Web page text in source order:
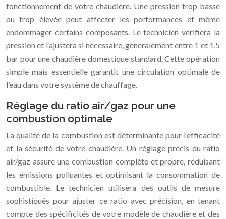
fonctionnement de votre chaudière. Une pression trop basse
ou trop élevée peut affecter les performances et même
endommager certains composants. Le technicien vérifiera la
pression et l’ajustera si nécessaire, généralement entre 1 et 1,5
bar pour une chaudière domestique standard. Cette opération
simple mais essentielle garantit une circulation optimale de
l’eau dans votre système de chauffage.
Réglage du ratio air/gaz pour une
combustion optimale
La qualité de la combustion est déterminante pour l’efficacité
et la sécurité de votre chaudière. Un réglage précis du ratio
air/gaz assure une combustion complète et propre, réduisant
les émissions polluantes et optimisant la consommation de
combustible. Le technicien utilisera des outils de mesure
sophistiqués pour ajuster ce ratio avec précision, en tenant
compte des spécificités de votre modèle de chaudière et des